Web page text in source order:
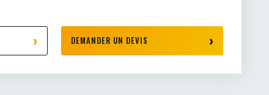
DEMANDER UN DEVIS